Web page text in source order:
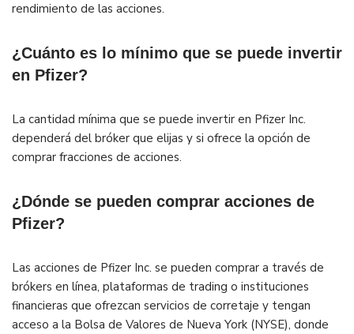
rendimiento de las acciones.
¿Cuánto es lo mínimo que se puede invertir
en Pfizer?
La cantidad mínima que se puede invertir en Pfizer Inc.
dependerá del bróker que elijas y si ofrece la opción de
comprar fracciones de acciones.
¿Dónde se pueden comprar acciones de
Pfizer?
Las acciones de Pfizer Inc. se pueden comprar a través de
brókers en línea, plataformas de trading o instituciones
financieras que ofrezcan servicios de corretaje y tengan
acceso a la Bolsa de Valores de Nueva York (NYSE), donde